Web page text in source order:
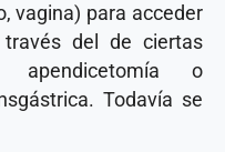
vagina) para acceder
del de ciertas
apendicetomía o
Todavía se